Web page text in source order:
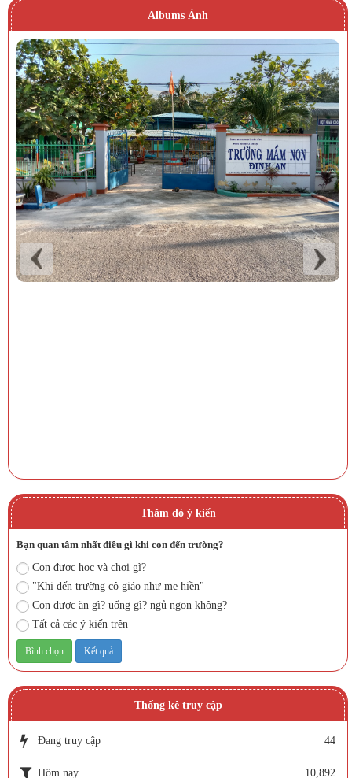
Albums Ảnh
Thăm dò ý kiến
Bạn quan tâm nhất điều gì khi con đến trường?
Con được học và chơi gì?
"Khi đến trường cô giáo như mẹ hiền"
Con được ăn gì? uống gì? ngủ ngon không?
Tất cả các ý kiến trên
Thống kê truy cập
Đang truy cập 44
Hôm nay 10,892